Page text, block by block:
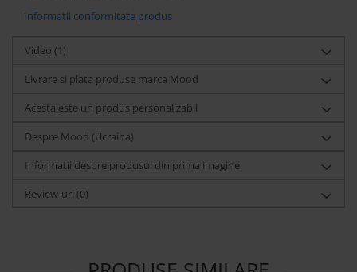
Informatii conformitate produs
Video (1)
Livrare si plata produse marca Mood
Acesta este un produs personalizabil
Despre Mood (Ucraina)
Informatii despre produsul din prima imagine
Review-uri (0)